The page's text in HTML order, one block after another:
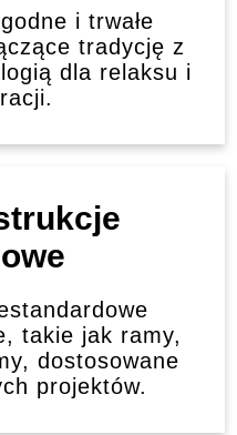
i trwałe
tradycję z
dla relaksu i
takie jak ramy,
dostosowane
projektów.